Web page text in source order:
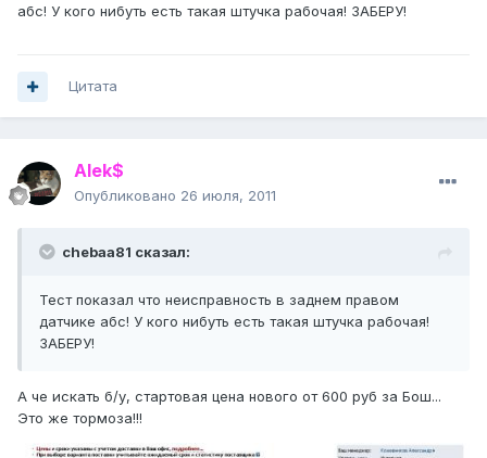
абс! У кого нибуть есть такая штучка рабочая! ЗАБЕРУ!
Цитата
Alek$
Опубликовано 26 июля, 2011
chebaa81 сказал:
Тест показал что неисправность в заднем правом
датчике абс! У кого нибуть есть такая штучка рабочая!
ЗАБЕРУ!
А че искать б/у, стартовая цена нового от 600 руб за Бош...
Это же тормоза!!!